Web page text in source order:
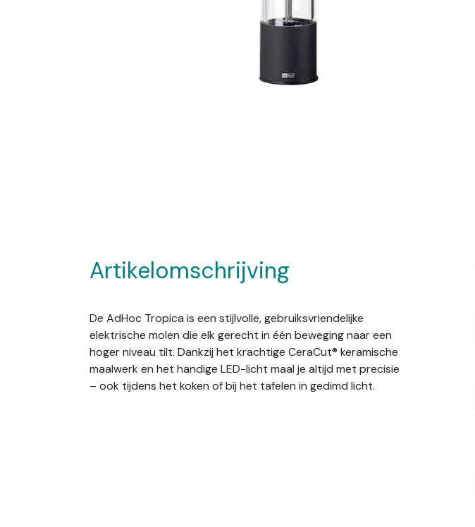
Artikelomschrijving
De AdHoc Tropica is een stijlvolle, gebruiksvriendelijke
elektrische molen die elk gerecht in één beweging naar een
hoger niveau tilt. Dankzij het krachtige CeraCut® keramische
maalwerk en het handige LED-licht maal je altijd met precisie
– ook tijdens het koken of bij het tafelen in gedimd licht.